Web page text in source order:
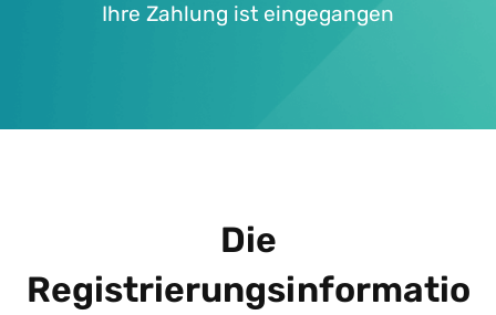
Ihre Zahlung ist eingegangen
Die
Registrierungsinformatio